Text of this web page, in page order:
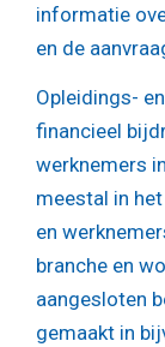
informatie
en de
Opleidings-
financieel
werknemers
meestal in
en
branche en
aangesloten
gemaakt in